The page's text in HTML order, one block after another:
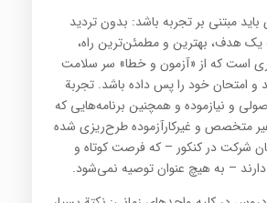
مبتنی بر تجربه باشد: بدون تردید
یک هدف، بهترین و مطمئن‌ترین راه‌،
است که از «آزمون و خطا» سر سلامت
و امتحان خود را پس داده باشد. تجربة
و نیازموده و همچنین برنامه‌هایی که
متخصص و غیرکارآزموده طرح‌ریزی شده
شرکت در کنکور – که فرصت کوتاه و
– به هیچ عنوان توصیه نمی‌شود.